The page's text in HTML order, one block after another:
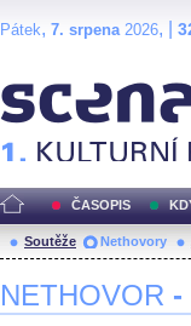
Pátek, 7. srpena2026, |
ČASOPIS
Soutěže Nethovory
NETHOVOR -